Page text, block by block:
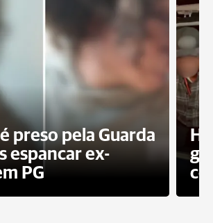
preso pela Guarda
espancar ex-
PG